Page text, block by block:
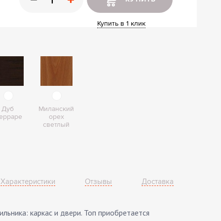
шкафы
Купить в 1 клик
Дуб
Миланский
орех
светлый
Характеристики Отзывы Доставка
каркас и двери. Топ приобретается